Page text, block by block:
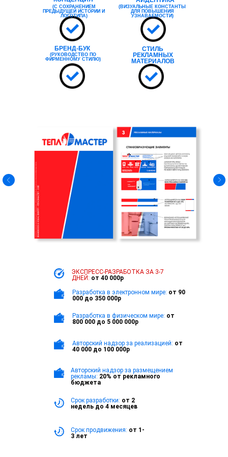
(РУКОВОДСТВО ПО
ФИРМЕННОМУ СТИЛЮ)
СТИЛЬ
РЕКЛАМНЫХ
МАТЕРИАЛОВ
БРЕНД-БУК
(ВИЗУАЛЬНЫЕ КОНСТАНТЫ
ДЛЯ ПОВЫШЕНИЯ
УЗНАВАЕМОСТИ)
(С СОХРАНЕНИЕМ
ПРЕДЫДУЩЕЙ ИСТОРИИ И
ЛОГОТИПА)
Разработка в электронном мире: от 90
000 до 350 000р
Разработка в физическом мире: от
800 000 до 5 000 000р
Авторский надзор за реализацией: от
40 000 до 100 000р
Авторский надзор за размещением
рекламы: 20% от рекламного
бюджета
Срок разработки: от 2
недель до 4 месяцев
Срок продвижения: от 1-
3 лет
ЭКСПРЕСС-РАЗРАБОТКА ЗА 3-7
ДНЕЙ: от 40 000р